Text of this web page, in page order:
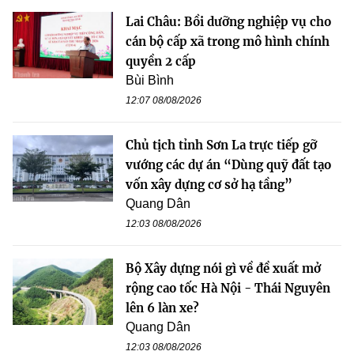
Lai Châu: Bồi dưỡng nghiệp vụ cho
cán bộ cấp xã trong mô hình chính
quyền 2 cấp
Bùi Bình
12:07 08/08/2026
Chủ tịch tỉnh Sơn La trực tiếp gỡ
vướng các dự án “Dùng quỹ đất tạo
vốn xây dựng cơ sở hạ tầng”
Quang Dân
12:03 08/08/2026
Bộ Xây dựng nói gì về đề xuất mở
rộng cao tốc Hà Nội - Thái Nguyên
lên 6 làn xe?
Quang Dân
12:03 08/08/2026